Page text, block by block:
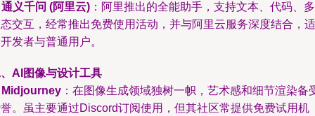
通义千问 (阿里云) ：阿里推出的全能助手，支持文本、代码、多
交互，经常推出免费使用活动，并与阿里云服务深度结合，适
发者与普通用户。
AI图像与设计工具
Midjourney ：在图像生成领域独树一帜，艺术感和细节渲染备
。虽主要通过Discord订阅使用，但其社区常提供免费试用机